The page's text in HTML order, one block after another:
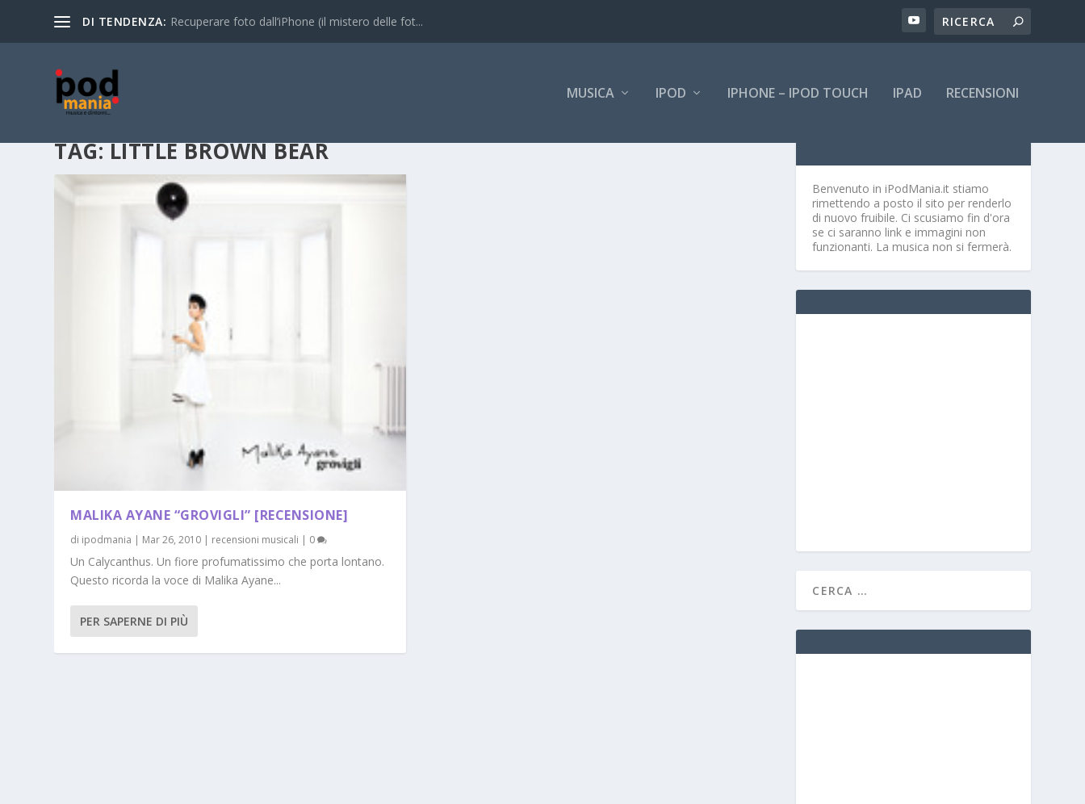
DI TENDENZA: Recuperare foto dall’iPhone (il mistero delle fot...
MUSICA IPOD IPHONE – IPOD TOUCH IPAD RECENSIONI
TAG:LITTLE BROWN BEAR
MALIKA AYANE “GROVIGLI” [RECENSIONE]
di ipodmania | Mar 26, 2010 | recensioni musicali | 0
Un Calycanthus. Un fiore profumatissimo che porta lontano.
Questo ricorda la voce di Malika Ayane...
PER SAPERNE DI PIÙ
Benvenuto in iPodMania.it stiamo
rimettendo a posto il sito per renderlo
di nuovo fruibile. Ci scusiamo fin d'ora
se ci saranno link e immagini non
funzionanti. La musica non si fermerà.